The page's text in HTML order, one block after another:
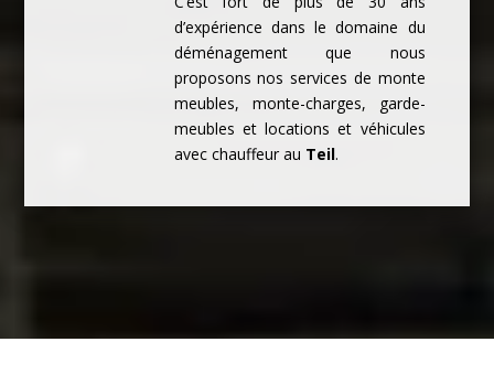
d’expérience dans le domaine du
déménagement que nous
proposons nos services de monte
meubles, monte-charges, garde-
meubles et locations et véhicules
avec chauffeur au Teil.